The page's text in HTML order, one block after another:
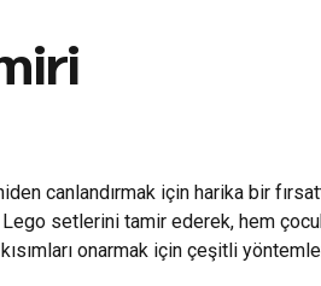
canlandırmak için harika bir
setlerini tamir ederek, hem
onarmak için çeşitli